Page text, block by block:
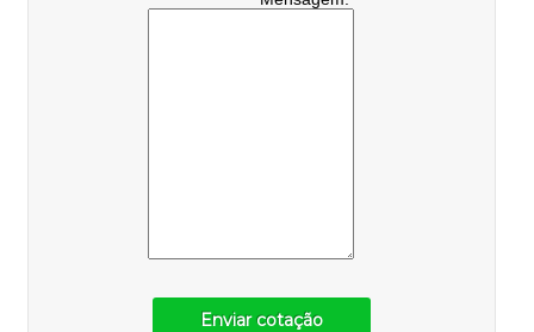
Enviar cotação